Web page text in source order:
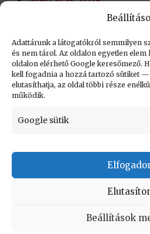
Adattárunk a látogatókról semmilyen
és nem tárol. Az oldalon egyetlen elem
oldalon elérhető Google keresőmező.
kell fogadnia a hozzá tartozó sütiket
elutasíthatja, az oldal többi része
működik.
Google sütik
Beállítások
Segíthetek? MOL
Létrehozva: 2018.11.29. 21:40
Utolsó módosítás: 2021.02.26.
Adatvédelmi